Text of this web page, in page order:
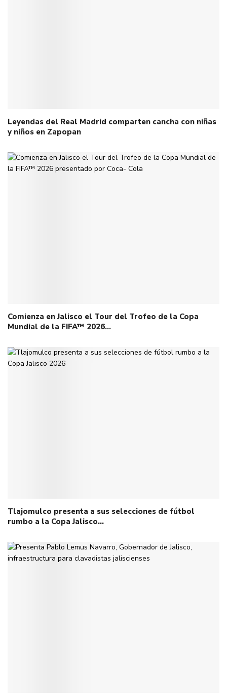
Leyendas del Real Madrid comparten cancha con niñas
y niños en Zapopan
Comienza en Jalisco el Tour del Trofeo de la Copa
Mundial de la FIFA™ 2026…
Tlajomulco presenta a sus selecciones de fútbol
rumbo a la Copa Jalisco…